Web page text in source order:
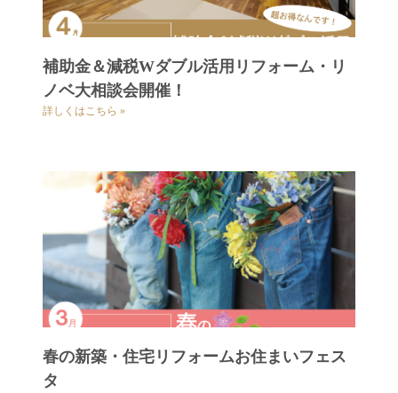
補助金＆減税Wダブル活用リフォーム・リ
ノベ大相談会開催！
詳しくはこちら »
春の新築・住宅リフォームお住まいフェス
タ